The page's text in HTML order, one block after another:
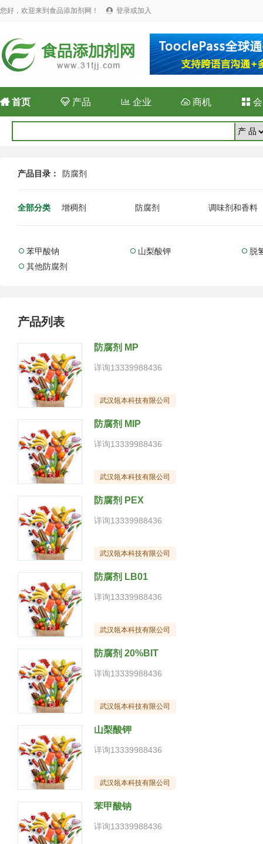
您好，欢迎来到食品添加剂网！  登录或加入
首页 产品 企业  商机 
产品目录： 防腐剂
全部分类 增稠剂 防腐剂 调味剂和香料
 苯甲酸钠  山梨酸钾  脱
 其他防腐剂
产品列表
防腐剂 MP
详询13339988436
武汉瓴本科技有限公司
防腐剂 MIP
详询13339988436
武汉瓴本科技有限公司
防腐剂 PEX
详询13339988436
武汉瓴本科技有限公司
防腐剂 LB01
详询13339988436
武汉瓴本科技有限公司
防腐剂 20%BIT
详询13339988436
武汉瓴本科技有限公司
山梨酸钾
详询13339988436
武汉瓴本科技有限公司
苯甲酸钠
详询13339988436